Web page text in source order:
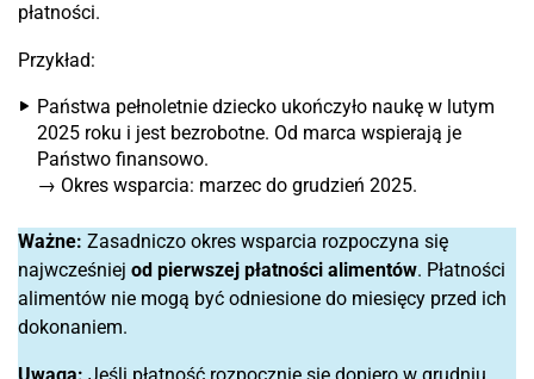
płatności.
Przykład:
Państwa pełnoletnie dziecko ukończyło naukę w lutym
2025 roku i jest bezrobotne. Od marca wspierają je
Państwo finansowo.
→ Okres wsparcia: marzec do grudzień 2025.
Ważne: Zasadniczo okres wsparcia rozpoczyna się
najwcześniej od pierwszej płatności alimentów. Płatności
alimentów nie mogą być odniesione do miesięcy przed ich
dokonaniem.